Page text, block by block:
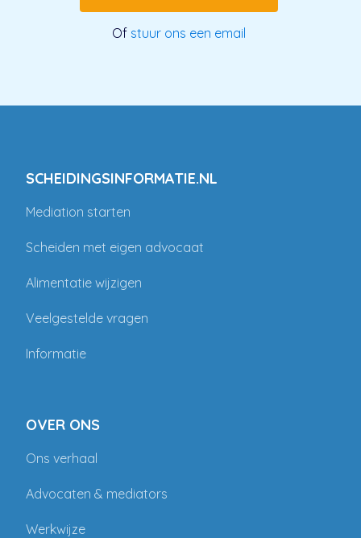
Of stuur ons een email
SCHEIDINGSINFORMATIE.NL
Mediation starten
Scheiden met eigen advocaat
Alimentatie wijzigen
Veelgestelde vragen
Informatie
OVER ONS
Ons verhaal
Advocaten & mediators
Werkwijze